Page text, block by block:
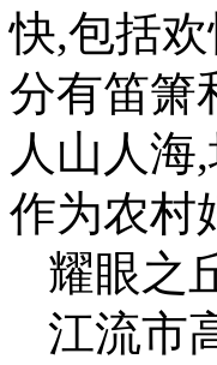
快,包括
分有笛箫
人山人
作为农村
耀眼之
江流市